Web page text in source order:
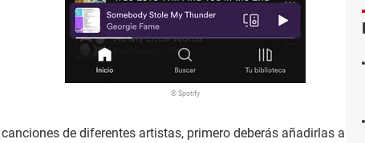
© Spotify
de diferentes artistas, primero deberás añadirlas a